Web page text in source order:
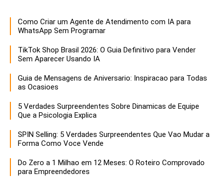
Como Criar um Agente de Atendimento com IA para
WhatsApp Sem Programar
TikTok Shop Brasil 2026: O Guia Definitivo para Vender
Sem Aparecer Usando IA
Guia de Mensagens de Aniversario: Inspiracao para Todas
as Ocasioes
5 Verdades Surpreendentes Sobre Dinamicas de Equipe
Que a Psicologia Explica
SPIN Selling: 5 Verdades Surpreendentes Que Vao Mudar a
Forma Como Voce Vende
Do Zero a 1 Milhao em 12 Meses: O Roteiro Comprovado
para Empreendedores